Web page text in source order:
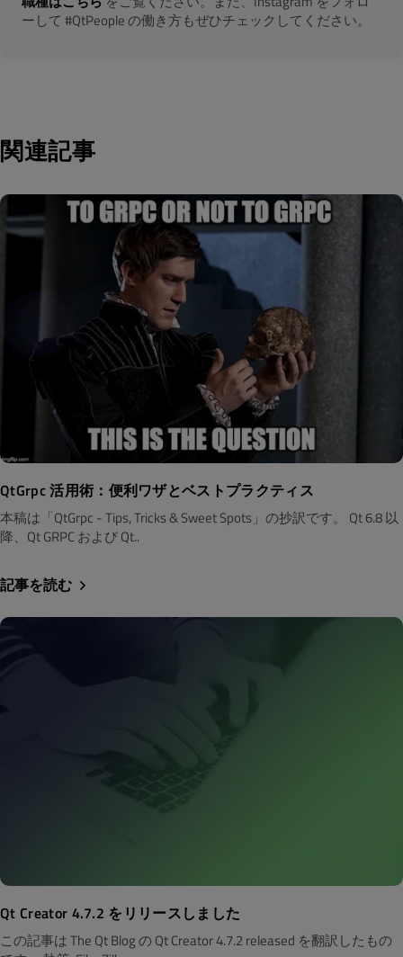
ーして #QtPeople の働き方もぜひチェックしてください。
関連記事
QtGrpc 活用術：便利ワザとベストプラクティス
本稿は「QtGrpc - Tips, Tricks & Sweet Spots」の抄訳です。 Qt 6.8 以
降、Qt GRPC および Qt..
記事を読む
Qt Creator 4.7.2 をリリースしました
この記事は The Qt Blog の Qt Creator 4.7.2 released を翻訳したもの